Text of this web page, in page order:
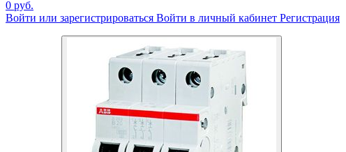
0 руб.
Войти или зарегистрироваться Войти в личный кабинет Регистрация